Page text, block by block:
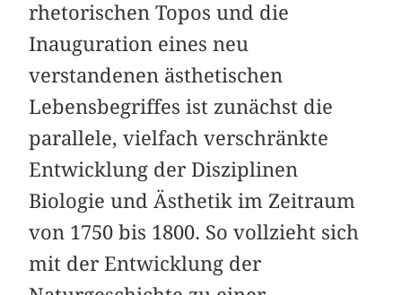
rhetorischen Topos und die
Inauguration eines neu
verstandenen ästhetischen
Lebensbegriffes ist zunächst die
parallele, vielfach verschränkte
Entwicklung der Disziplinen
Biologie und Ästhetik im Zeitraum
von 1750 bis 1800. So vollzieht sich
mit der Entwicklung der